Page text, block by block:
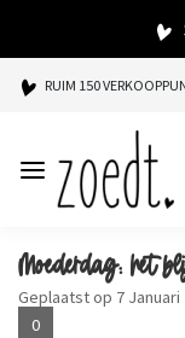
RUIM 150
SPAARPUNTEN BIJ
SNELLE LEVERING
Moederdag: het
Geplaatst op 7 Januari
0